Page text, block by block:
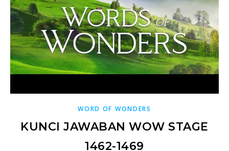
WORD OF WONDERS
KUNCI JAWABAN WOW STAGE
1462-1469